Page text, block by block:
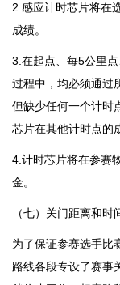
2.感应计时芯片将在
成绩。
3.在起点、每5公里
过程中，均必须通过
但缺少任何一个计时
芯片在其他计时点的
4.计时芯片将在参赛
金。
（七）关门距离和时
为了保证参赛选手比
路线各段专设了赛事